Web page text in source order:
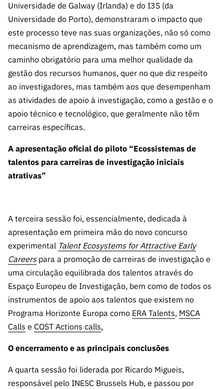
Universidade de Galway (Irlanda) e do I3S (da
Universidade do Porto), demonstraram o impacto que
este processo teve nas suas organizações, não só como
mecanismo de aprendizagem, mas também como um
caminho obrigatório para uma melhor qualidade da
gestão dos recursos humanos, quer no que diz respeito
ao investigadores, mas também aos que desempenham
as atividades de apoio à investigação, como a gestão e o
apoio técnico e tecnológico, que geralmente não têm
carreiras específicas.
A apresentação oficial do piloto “Ecossistemas de
talentos para carreiras de investigação iniciais
atrativas”
A terceira sessão foi, essencialmente, dedicada à
apresentação em primeira mão do novo concurso
experimental Talent Ecosystems for Attractive Early
Careerspara a promoção de carreiras de investigação e
uma circulação equilibrada dos talentos através do
Espaço Europeu de Investigação, bem como de todos os
instrumentos de apoio aos talentos que existem no
Programa Horizonte Europa como ERA Talents, MSCA
Calls e COST Actions calls.
O encerramento e as principais conclusões
A quarta sessão foi liderada por Ricardo Migueis,
responsável pelo INESC Brussels Hub, e passou por